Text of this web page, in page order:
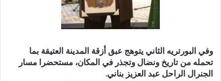
وفي البورتريه الثاني يتوهج عبق أزقة المدينة العتيقة بما
تحمله من تاريخ ونضال وتجذر في المكان، مستحضرا مسار
الجنرال الراحل عبد العزيز بناني.